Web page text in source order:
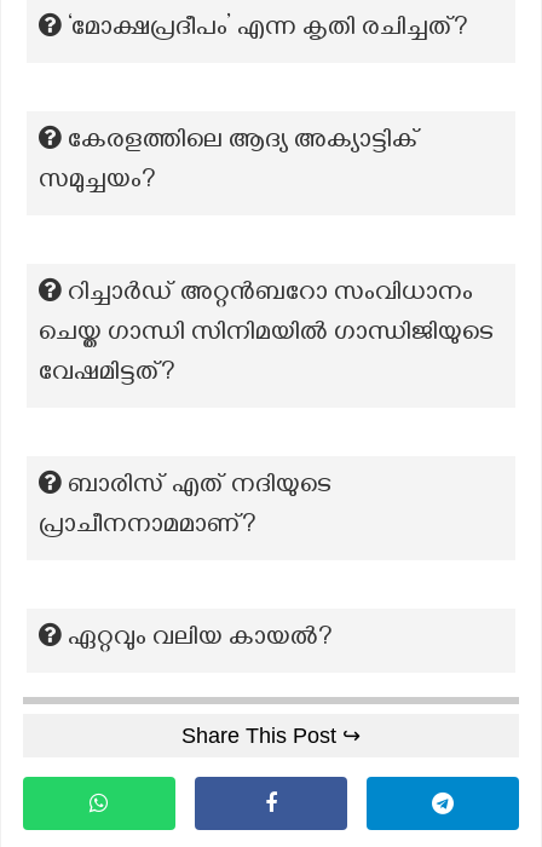
‘മോക്ഷപ്രദീപം’ എന്ന കൃതി രചിച്ചത്?
കേരളത്തിലെ ആദ്യ അക്യാട്ടിക്
സമുച്ചയം?
റിച്ചാർഡ് അറ്റൻബറോ സംവിധാനം
ചെയ്ത ഗാന്ധി സിനിമയിൽ ഗാന്ധിജിയുടെ
വേഷമിട്ടത്?
ബാരിസ് എത് നദിയുടെ
പ്രാചീനനാമമാണ്?
ഏറ്റവും വലിയ കായൽ?
Share This Post ↪